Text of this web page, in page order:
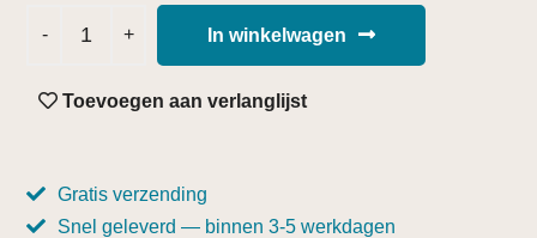
In winkelwagen
Toevoegen aan verlanglijst
Gratis verzending
Snel geleverd — binnen 3-5 werkdagen